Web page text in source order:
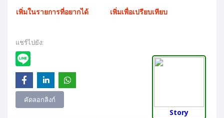
เพิ่มในรายการที่อยากได้ เพิ่มเพื่อเปรียบเทียบ
แชร์ไปยัง:
คัดลอกลิงก์
Story